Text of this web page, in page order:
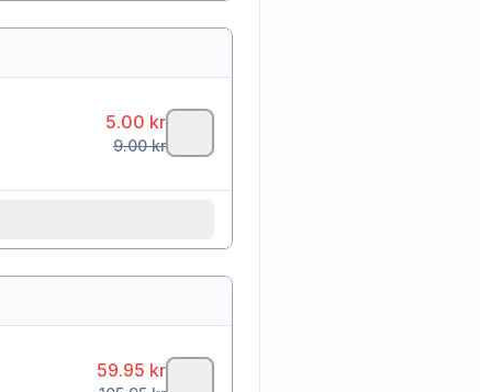
5.00 kr
9.00kr
59.95 kr